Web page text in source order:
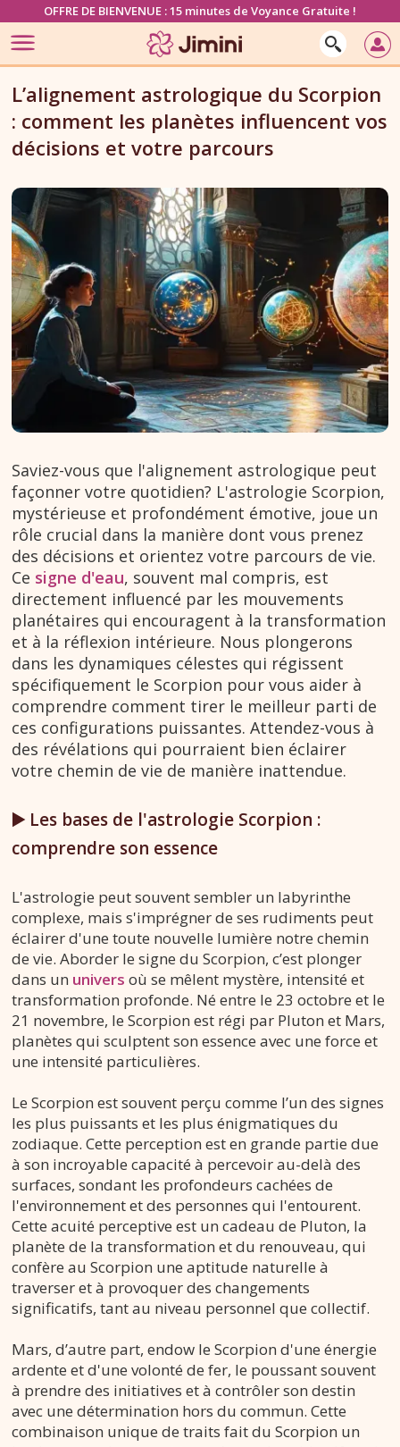
OFFRE DE BIENVENUE : 15 minutes de Voyance Gratuite !
L’alignement astrologique du Scorpion
: comment les planètes influencent vos
décisions et votre parcours
Saviez-vous que l'alignement astrologique peut
façonner votre quotidien? L'astrologie Scorpion,
mystérieuse et profondément émotive, joue un
rôle crucial dans la manière dont vous prenez
des décisions et orientez votre parcours de vie.
Ce signe d'eau, souvent mal compris, est
directement influencé par les mouvements
planétaires qui encouragent à la transformation
et à la réflexion intérieure. Nous plongerons
dans les dynamiques célestes qui régissent
spécifiquement le Scorpion pour vous aider à
comprendre comment tirer le meilleur parti de
ces configurations puissantes. Attendez-vous à
des révélations qui pourraient bien éclairer
votre chemin de vie de manière inattendue.
▶️ Les bases de l'astrologie Scorpion :
comprendre son essence
L'astrologie peut souvent sembler un labyrinthe
complexe, mais s'imprégner de ses rudiments peut
éclairer d'une toute nouvelle lumière notre chemin
de vie. Aborder le signe du Scorpion, c’est plonger
dans un univers où se mêlent mystère, intensité et
transformation profonde. Né entre le 23 octobre et le
21 novembre, le Scorpion est régi par Pluton et Mars,
planètes qui sculptent son essence avec une force et
une intensité particulières.
Le Scorpion est souvent perçu comme l’un des signes
les plus puissants et les plus énigmatiques du
zodiaque. Cette perception est en grande partie due
à son incroyable capacité à percevoir au-delà des
surfaces, sondant les profondeurs cachées de
l'environnement et des personnes qui l'entourent.
Cette acuité perceptive est un cadeau de Pluton, la
planète de la transformation et du renouveau, qui
confère au Scorpion une aptitude naturelle à
traverser et à provoquer des changements
significatifs, tant au niveau personnel que collectif.
Mars, d’autre part, endow le Scorpion d'une énergie
ardente et d'une volonté de fer, le poussant souvent
à prendre des initiatives et à contrôler son destin
avec une détermination hors du commun. Cette
combinaison unique de traits fait du Scorpion un